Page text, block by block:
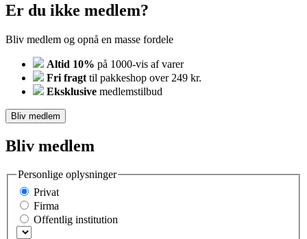
Er du ikke medlem?
Bliv medlem og opnå en masse fordele
Altid 10% på 1000-vis af varer
Fri fragt til pakkeshop over 249 kr.
Eksklusive medlemstilbud
Bliv medlem
Bliv medlem
Personlige oplysninger
Privat
Firma
Offentlig institution